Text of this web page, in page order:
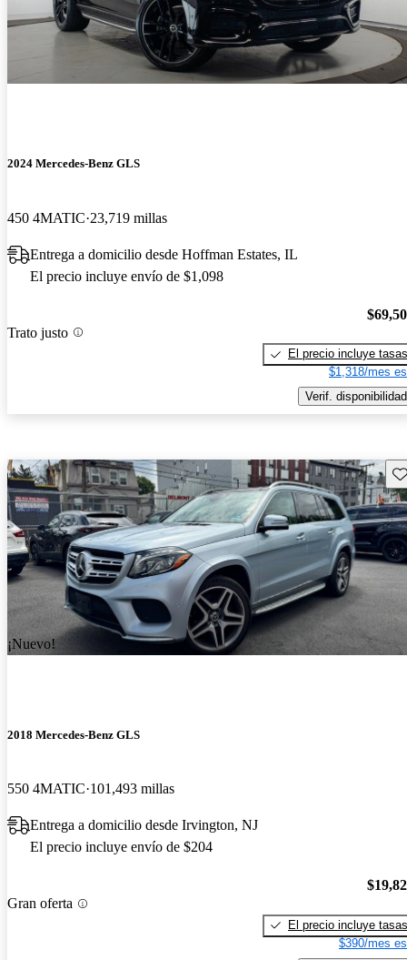
2024 Mercedes-Benz GLS
450 4MATIC 23,719 millas
Entrega a domicilio desde Hoffman Estates, IL
El precio incluye envío de $1,098
Trato justo
El precio incluye tasas
$1,318/mes
Verif. disponibilidad
¡Nuevo!
2018 Mercedes-Benz GLS
550 4MATIC 101,493 millas
Entrega a domicilio desde Irvington, NJ
El precio incluye envío de $204
Gran oferta
El precio incluye tasas
$390/mes